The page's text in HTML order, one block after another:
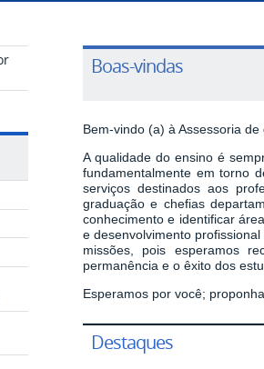
Boas-vindas
Bem-vindo (a) à Assessoria
A qualidade do ensino é
fundamentalmente em torno
serviços destinados aos
graduação e chefias
conhecimento e identificar
e desenvolvimento
missões, pois esperamos
permanência e o êxito dos
Esperamos por você;
Destaques